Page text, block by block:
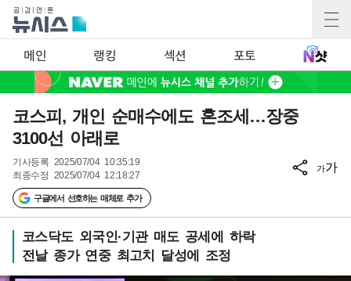
메인 랭킹 섹션 포토
코스피, 개인 순매수에도 혼조세…장중
3100선 아래로
기사등록 2025/07/04 10:35:19
최종수정 2025/07/04 12:18:27
구글에서 선호하는 매체로 추가
가가
코스닥도 외국인·기관 매도 공세에 하락
전날 종가 연중 최고치 달성에 조정